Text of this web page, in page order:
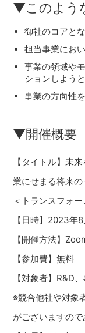
▼このよう
御社のコアと
担当事業にお
事業の領域や
ションしよう
事業の方向性
▼開催概要
【タイトル】未
業にせまる将来
＜トランスフォ
【日時】2023年
【開催方法】
【参加費】無料
【対象者】R&D
※競合他社や対象
がございますので